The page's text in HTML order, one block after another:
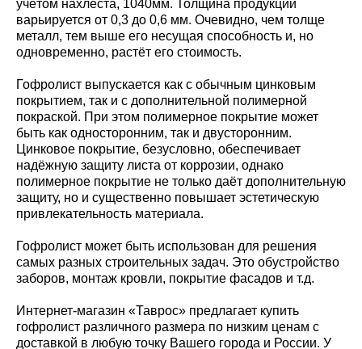
учётом нахлёста, 1040мм. Толщина продукции
варьируется от 0,3 до 0,6 мм. Очевидно, чем толще
металл, тем выше его несущая способность и, но
одновременно, растёт его стоимость.
Гофролист выпускается как с обычным цинковым
покрытием, так и с дополнительной полимерной
покраской. При этом полимерное покрытие может
быть как односторонним, так и двусторонним.
Цинковое покрытие, безусловно, обеспечивает
надёжную защиту листа от коррозии, однако
полимерное покрытие не только даёт дополнительную
защиту, но и существенно повышает эстетическую
привлекательность материала.
Гофролист может быть использован для решения
самых разных строительных задач. Это обустройство
заборов, монтаж кровли, покрытие фасадов и т.д.
Интернет-магазин «Таврос» предлагает купить
гофролист различного размера по низким ценам с
доставкой в любую точку Вашего города и России. У